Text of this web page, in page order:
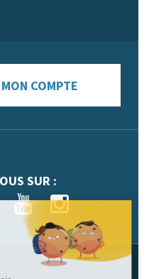
ce
COMPTE
SUR :